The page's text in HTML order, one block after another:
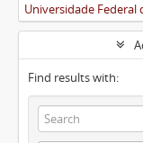
Universidade Federal
Find results with: